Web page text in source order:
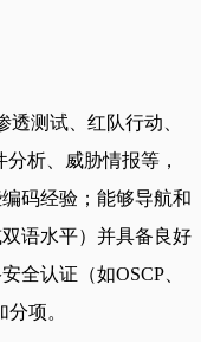
测试、红队行动、
析、威胁情报等，
码经验；能够导航和
语水平）并具备良好
全认证（如OSCP、
项。